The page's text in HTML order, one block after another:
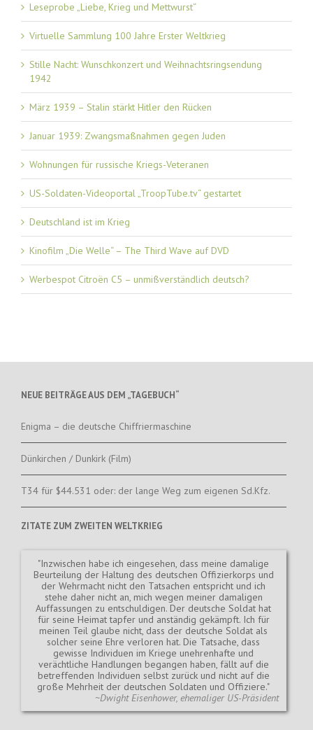
Leseprobe „Liebe, Krieg und Mettwurst“
Virtuelle Sammlung 100 Jahre Erster Weltkrieg
Stille Nacht: Wunschkonzert und Weihnachtsringsendung
1942
März 1939 – Stalin stärkt Hitler den Rücken
Januar 1939: Zwangsmaßnahmen gegen Juden
Wohnungen für russische Kriegs-Veteranen
US-Soldaten-Videoportal „TroopTube.tv“ gestartet
Deutschland ist im Krieg
Kinofilm „Die Welle“ – The Third Wave auf DVD
Werbespot Citroën C5 – unmißverständlich deutsch?
NEUE BEITRÄGE AUS DEM „TAGEBUCH“
Enigma – die deutsche Chiffriermaschine
Dünkirchen / Dunkirk (Film)
T34 für $44.531 oder: der lange Weg zum eigenen Sd.Kfz.
ZITATE ZUM ZWEITEN WELTKRIEG
Inzwischen habe ich eingesehen, dass meine damalige
Beurteilung der Haltung des deutschen Offizierkorps und
der Wehrmacht nicht den Tatsachen entspricht und ich
stehe daher nicht an, mich wegen meiner damaligen
Auffassungen zu entschuldigen. Der deutsche Soldat hat
für seine Heimat tapfer und anständig gekämpft. Ich für
meinen Teil glaube nicht, dass der deutsche Soldat als
solcher seine Ehre verloren hat. Die Tatsache, dass
gewisse Individuen im Kriege unehrenhafte und
verächtliche Handlungen begangen haben, fällt auf die
betreffenden Individuen selbst zurück und nicht auf die
große Mehrheit der deutschen Soldaten und Offiziere.
~Dwight Eisenhower, ehemaliger US-Präsident